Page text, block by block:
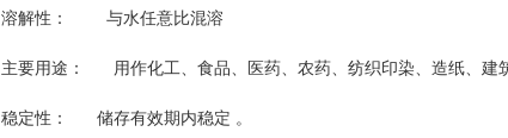
溶解性： 与水任意比混溶
主要用途： 用作化工、食品、医药、农药、纺织印染、造纸、建
稳定性： 储存有效期内稳定 。